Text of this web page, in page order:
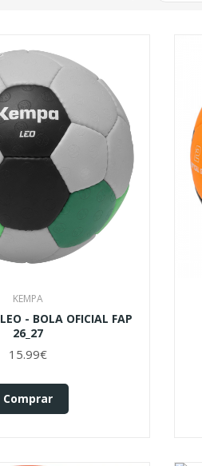
KEMPA
- BOLA OFICIAL FAP
26_27
15.99€
Comprar